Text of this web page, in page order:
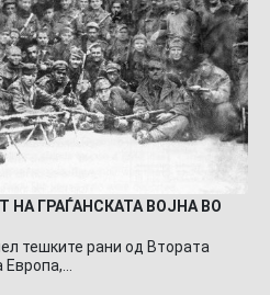
НА ГРАЃАНСКАТА ВОЈНА ВО
тешките рани од Втората
Европа,…